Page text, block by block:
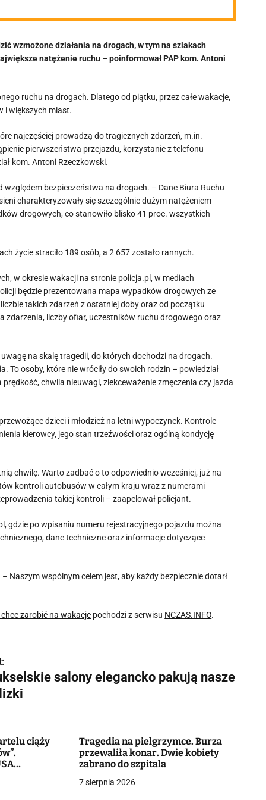
wzmożone działania na drogach, w tym na szlakach
natężenie ruchu – poinformował PAP kom. Antoni
ruchu na drogach. Dlatego od piątku, przez całe wakacje,
i większych miast.
najczęściej prowadzą do tragicznych zdarzeń, m.in.
pierwszeństwa przejazdu, korzystanie z telefonu
kom. Antoni Rzeczkowski.
bezpieczeństwa na drogach. – Dane Biura Ruchu
charakteryzowały się szczególnie dużym natężeniem
drogowych, co stanowiło blisko 41 proc. wszystkich
życie straciło 189 osób, a 2 657 zostało rannych.
w okresie wakacji na stronie policja.pl, w mediach
będzie prezentowana mapa wypadków drogowych ze
takich zdarzeń z ostatniej doby oraz od początku
zdarzenia, liczby ofiar, uczestników ruchu drogowego oraz
na skalę tragedii, do których dochodzi na drogach.
To osoby, które nie wróciły do swoich rodzin – powiedział
chwila nieuwagi, zlekceważenie zmęczenia czy jazda
dzieci i młodzież na letni wypoczynek. Kontrole
kierowcy, jego stan trzeźwości oraz ogólną kondycję
chwilę. Warto zadbać o to odpowiednio wcześniej, już na
kontroli autobusów w całym kraju wraz z numerami
takiej kontroli – zaapelował policjant.
gdzie po wpisaniu numeru rejestracyjnego pojazdu można
dane techniczne oraz informacje dotyczące
Naszym wspólnym celem jest, aby każdy bezpiecznie dotarł
zarobić na wakacje pochodzi z serwisu NCZAS.INFO.
salony elegancko pakują nasze
ciąży
Tragedia na pielgrzymce. Burza
przewaliła konar. Dwie kobiety
zabrano do szpitala
7 sierpnia 2026